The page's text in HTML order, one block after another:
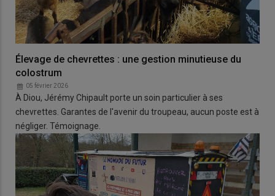
Élevage de chevrettes : une gestion minutieuse du
colostrum
05 février 2026
À Diou, Jérémy Chipault porte un soin particulier à ses
chevrettes. Garantes de l'avenir du troupeau, aucun poste est à
négliger. Témoignage.